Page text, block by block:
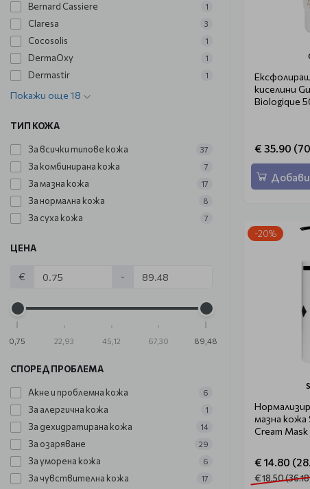
Bernard Cassiere 1
Claresa 3
Cocosolis 1
DermaOxy 1
Dermastir 1
Покажи още 18
ТИП КОЖА
За всички типове кожа 37
За комбинирана кожа 7
За мазна кожа 17
За нормална кожа 8
За суха кожа 7
ЦЕНА
€ -
0,75 22,93 45,12 67,30 89,48
СПОРЕД ПРОБЛЕМА
Акне и проблемна кожа 6
За алергична кожа 1
За дехидратирана кожа 14
За озаряване 29
За уморена кожа 6
За чувствителна кожа 17
киселини
Biologique
€ 35.90
-20%
мазна кожа
Cream
€ 14.80
€ 18.50